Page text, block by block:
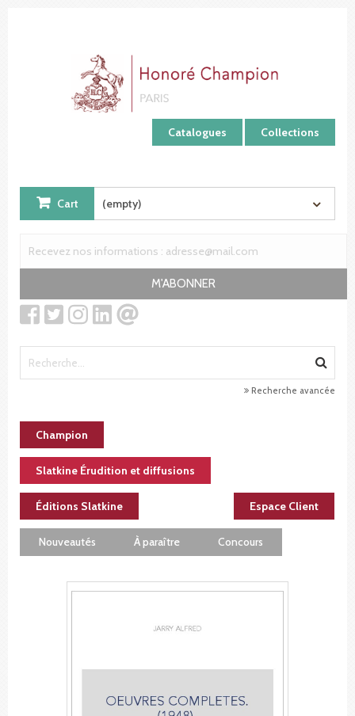
Catalogues Collections
Cart (empty)
M'ABONNER
Recherche avancée
Champion
Slatkine Érudition et diffusions
Éditions Slatkine Espace Client
Nouveautés À paraître Concours